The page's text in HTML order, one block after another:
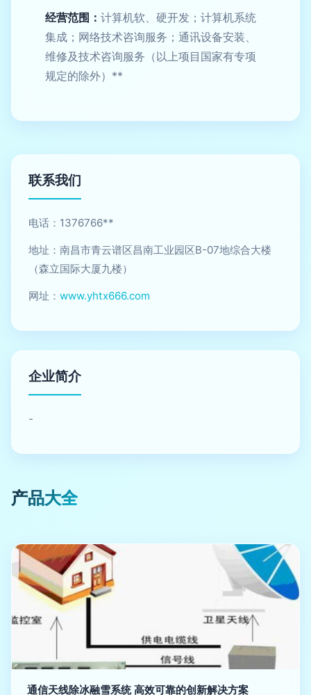
经营范围： 计算机软、硬开发；计算机系统
集成；网络技术咨询服务；通讯设备安装、
维修及技术咨询服务（以上项目国家有专项
规定的除外）**
联系我们
电话：1376766**
地址：南昌市青云谱区昌南工业园区B-07地综合大楼
（森立国际大厦九楼）
网址： www.yhtx666.com
企业简介
-
产品大全
通信天线除冰融雪系统 高效可靠的创新解决方案